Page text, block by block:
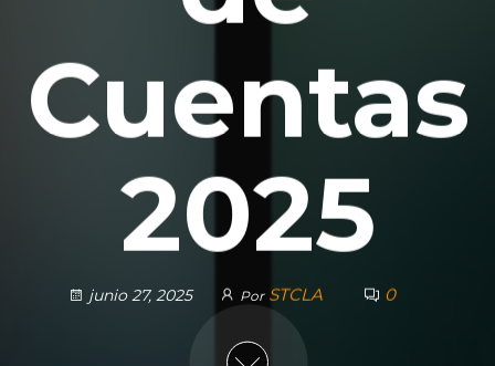
Cuentas
2025
junio 27, 2025 Por STCLA 0